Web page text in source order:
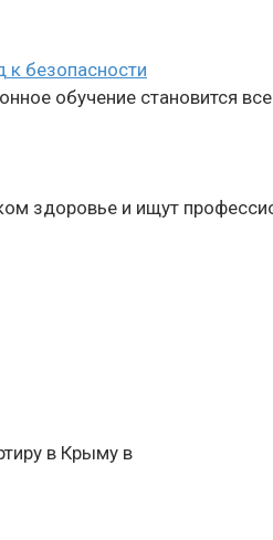
к безопасности
обучение становится
здоровье и ищут
в Крыму в